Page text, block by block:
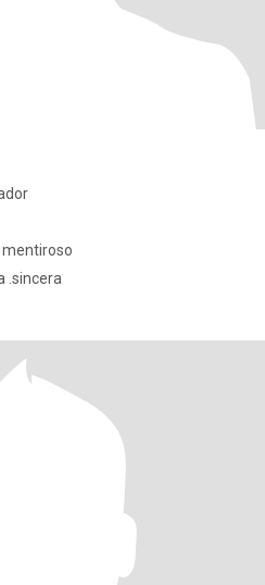
mentiroso
.sincera